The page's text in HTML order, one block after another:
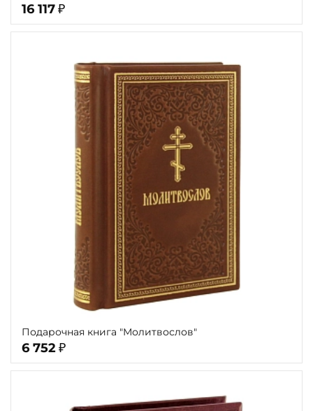
16 117 ₽
Подарочная книга "Молитвослов"
6 752 ₽